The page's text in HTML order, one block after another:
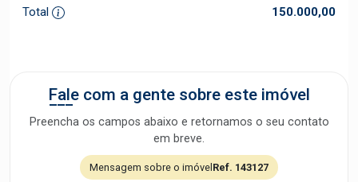
Total 150.000,00
Fale com a gente sobre este imóvel
Preencha os campos abaixo e retornamos o seu contato
em breve.
Mensagem sobre o imóvel Ref. 143127